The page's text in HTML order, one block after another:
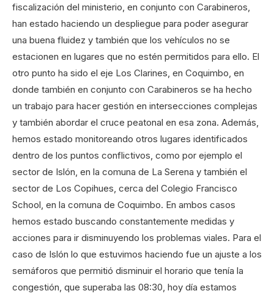
fiscalización del ministerio, en conjunto con Carabineros,
han estado haciendo un despliegue para poder asegurar
una buena fluidez y también que los vehículos no se
estacionen en lugares que no estén permitidos para ello. El
otro punto ha sido el eje Los Clarines, en Coquimbo, en
donde también en conjunto con Carabineros se ha hecho
un trabajo para hacer gestión en intersecciones complejas
y también abordar el cruce peatonal en esa zona. Además,
hemos estado monitoreando otros lugares identificados
dentro de los puntos conflictivos, como por ejemplo el
sector de Islón, en la comuna de La Serena y también el
sector de Los Copihues, cerca del Colegio Francisco
School, en la comuna de Coquimbo. En ambos casos
hemos estado buscando constantemente medidas y
acciones para ir disminuyendo los problemas viales. Para el
caso de Islón lo que estuvimos haciendo fue un ajuste a los
semáforos que permitió disminuir el horario que tenía la
congestión, que superaba las 08:30, hoy día estamos